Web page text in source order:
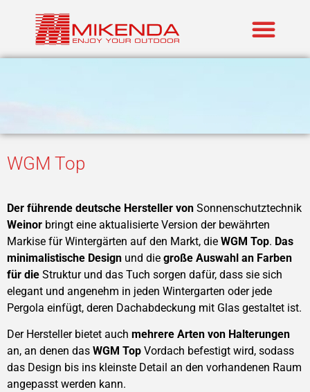
WGM Top
Der führende deutsche Hersteller von Sonnenschutztechnik
Weinor bringt eine aktualisierte Version der bewährten
Markise für Wintergärten auf den Markt, die WGM Top. Das
minimalistische Design und die große Auswahl an Farben
für die Struktur und das Tuch sorgen dafür, dass sie sich
elegant und angenehm in jeden Wintergarten oder jede
Pergola einfügt, deren Dachabdeckung mit Glas gestaltet ist.
Der Hersteller bietet auch mehrere Arten von Halterungen
an, an denen das WGM Top Vordach befestigt wird, sodass
das Design bis ins kleinste Detail an den vorhandenen Raum
angepasst werden kann.